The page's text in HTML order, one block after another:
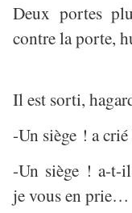
Deux portes
contre la porte,
Il est sorti,
-Un siège ! a
-Un siège ! a-t-
je vous en prie…